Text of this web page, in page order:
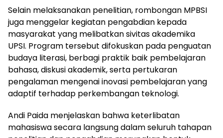
Selain melaksanakan penelitian, rombongan MPBSI
juga menggelar kegiatan pengabdian kepada
masyarakat yang melibatkan sivitas akademika
UPSI. Program tersebut difokuskan pada penguatan
budaya literasi, berbagi praktik baik pembelajaran
bahasa, diskusi akademik, serta pertukaran
pengalaman mengenai inovasi pembelajaran yang
adaptif terhadap perkembangan teknologi.
Andi Paida menjelaskan bahwa keterlibatan
mahasiswa secara langsung dalam seluruh tahapan